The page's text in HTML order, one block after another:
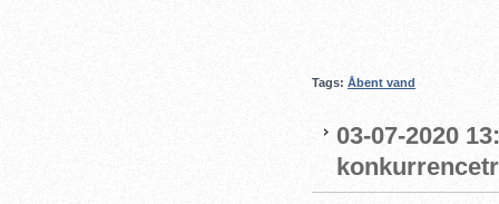
Tags: Åbent vand
03-07-2020